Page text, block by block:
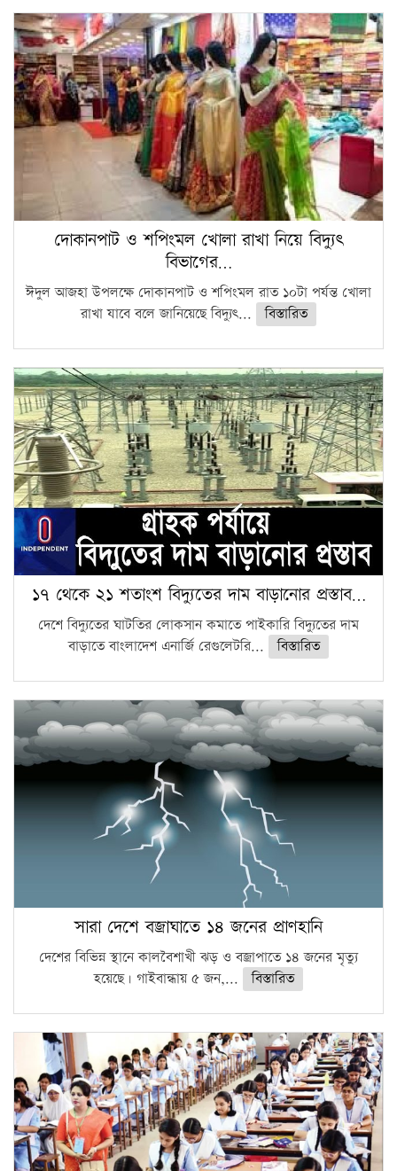
সারা দেশে বজ্রাঘাতে ১৪ জনের প্রাণহানি
কঠোর হচ্ছে এসএসসি ও এইচএসসি পরীক্ষা
ফরিদগঞ্জে আগুনে পুড়লো ৬ ব্যবসা প্রতিষ্ঠান
দোকানপাট ও শপিংমল খোলা রাখা নিয়ে বিদ্যুৎ
বিভাগের…
ঈদুল আজহা উপলক্ষে দোকানপাট ও শপিংমল রাত ১০টা পর্যন্ত খোলা
রাখা যাবে বলে জানিয়েছে বিদ্যুৎ...
বিস্তারিত
১৭ থেকে ২১ শতাংশ বিদ্যুতের দাম বাড়ানোর প্রস্তাব…
দেশে বিদ্যুতের ঘাটতির লোকসান কমাতে পাইকারি বিদ্যুতের দাম
বাড়াতে বাংলাদেশ এনার্জি রেগুলেটরি...
বিস্তারিত
সারা দেশে বজ্রাঘাতে ১৪ জনের প্রাণহানি
দেশের বিভিন্ন স্থানে কালবৈশাখী ঝড় ও বজ্রাপাতে ১৪ জনের মৃত্যু
হয়েছে। গাইবান্ধায় ৫ জন,...
বিস্তারিত